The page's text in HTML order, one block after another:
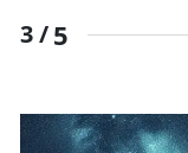
3 /5